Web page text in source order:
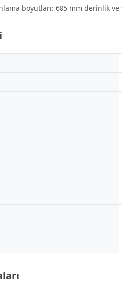
boyutları: 685 mm derinlik